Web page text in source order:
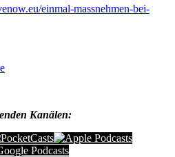
einmal-massnehmen-bei-
Kanälen: